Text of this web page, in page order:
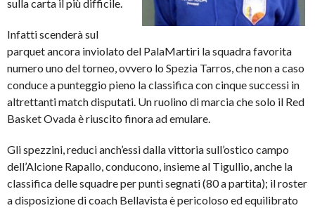
sulla carta il più difficile.
Infatti scenderà sul
parquet ancora inviolato del PalaMartiri la squadra favorita
numero uno del torneo, ovvero lo Spezia Tarros, che non a caso
conduce a punteggio pieno la classifica con cinque successi in
altrettanti match disputati. Un ruolino di marcia che solo il Red
Basket Ovada è riuscito finora ad emulare.
Gli spezzini, reduci anch’essi dalla vittoria sull’ostico campo
dell’Alcione Rapallo, conducono, insieme al Tigullio, anche la
classifica delle squadre per punti segnati (80 a partita); il roster
a disposizione di coach Bellavista è pericoloso ed equilibrato